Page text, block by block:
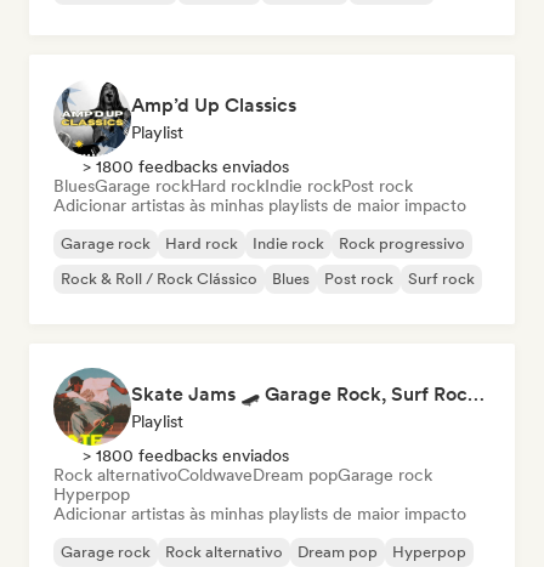
Amp’d Up Classics
Playlist
> 1800 feedbacks enviados
BluesGarage rockHard rockIndie rockPost rock
Adicionar artistas às minhas playlists de maior impacto
Garage rock Hard rock Indie rock
Rock progressivo
Rock & Roll / Rock Clássico
Blues Post rock Surf rock
Skate Jams 🛹 Garage Rock, Surf Rock & Neo-Psych
Playlist
> 1800 feedbacks enviados
Rock alternativoColdwaveDream popGarage rock
Hyperpop
Adicionar artistas às minhas playlists de maior impacto
Garage rock Rock alternativo Dream pop
Hyperpop